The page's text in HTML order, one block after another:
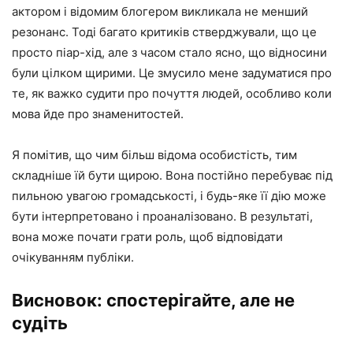
актором і відомим блогером викликала не менший
резонанс. Тоді багато критиків стверджували, що це
просто піар-хід, але з часом стало ясно, що відносини
були цілком щирими. Це змусило мене задуматися про
те, як важко судити про почуття людей, особливо коли
мова йде про знаменитостей.
Я помітив, що чим більш відома особистість, тим
складніше їй бути щирою. Вона постійно перебуває під
пильною увагою громадськості, і будь-яке її дію може
бути інтерпретовано і проаналізовано. В результаті,
вона може почати грати роль, щоб відповідати
очікуванням публіки.
Висновок: спостерігайте, але не
судіть